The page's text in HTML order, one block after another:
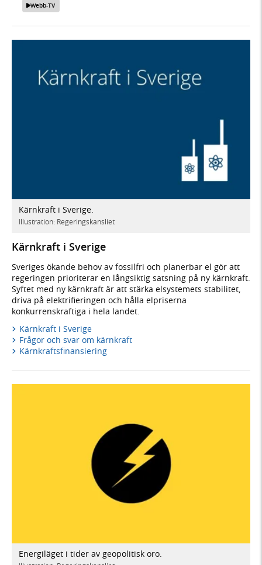
Webb-TV
Kärnkraft i Sverige.
Illustration: Regeringskansliet
Kärnkraft i Sverige
Sveriges ökande behov av fossilfri och planerbar el gör att
regeringen prioriterar en långsiktig satsning på ny kärnkraft.
Syftet med ny kärnkraft är att stärka elsystemets stabilitet,
driva på elektrifieringen och hålla elpriserna
konkurrenskraftiga i hela landet.
Kärnkraft i Sverige
Frågor och svar om kärnkraft
Kärnkraftsfinansiering
Energiläget i tider av geopolitisk oro.